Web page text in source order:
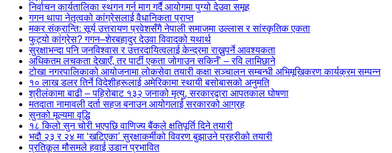
निर्वाचन कार्यतालिका स्थगन गर्न माग गर्दै आयोगमा पुग्यो देउवा समूह
गगन थापा नेतृत्वको कांग्रेसलाई वैधानिकता प्राप्त
मकर संक्रान्ति: सूर्य उत्तरायण प्रवेशसँगै नेपाली समाजमा उल्लास र सांस्कृतिक एकता
फुट्यो कांग्रेस? गगन–शेरबहादुर देउवा विवादको यथार्थ
सुरक्षाभन्दा पनि जनविश्वास र उत्तरदायित्वलाई केन्द्रमा राख्नुपर्ने आवश्यकता
अधिकतम लचकता देखाएँ, तर पार्टी एकता जोगाउन सकिनँ’ – रवि लामिछाने
टोखा नगरपालिकाको आयोजनामा लोकसेवा तयारी कक्षा सञ्चालन सम्बन्धी अभिमूखिकरण कार्यक्रम सम्पन्न
१० लाख डलर तिर्ने विदेशीहरूलाई अमेरिकामा स्थायी बसोबासको अनुमति
श्रीलंकामा बाढी – पहिरोबाट १३२ जनाको मृत्यु, सरकारद्वारा आपतकाल घोषणा
मतदाता नामावली दर्ता सहज बनाउन आयोगलाई सरकारको आग्रह
सुनको मूल्यमा वृद्धि
१८ किलो सुन चोरी भएपछि वाणिज्य बैंकले क्षतिपूर्ति दिने तयारी
भदौ २३ र २४ मा ‘खटिएका’ सुरक्षाकर्मीको विवरण बुझाउने प्रहरीको तयारी
प्रतिकूल मौसमले हवाई उडान प्रभावित